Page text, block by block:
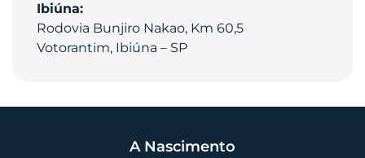
Ibiúna:
Rodovia Bunjiro Nakao, Km 60,5
Votorantim, Ibiúna – SP
A Nascimento